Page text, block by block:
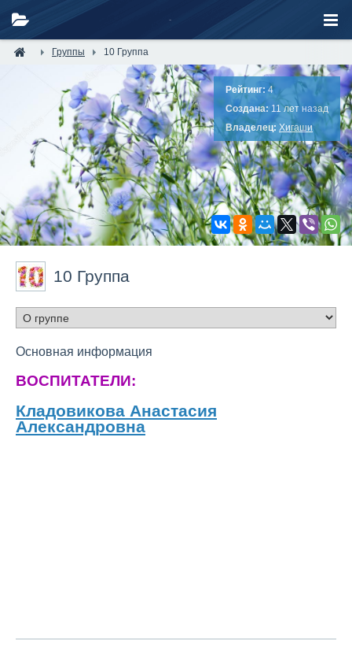
Группы 10 Группа
Рейтинг: 4
Создана: 11 лет назад
Владелец: Хигаши
10 Группа
Основная информация
ВОСПИТАТЕЛИ:
Кладовикова Анастасия
Александровна